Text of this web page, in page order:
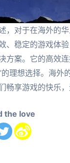
，对于在海外的
、稳定的游戏体
方案。它的高效
的理想选择。海外
畅享游戏的快乐，
the love